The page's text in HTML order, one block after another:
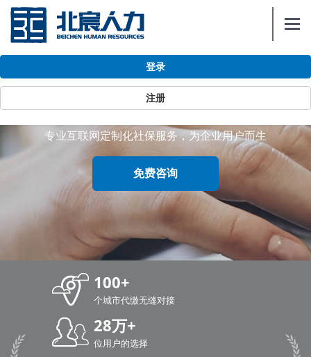
登录
注册
政策与资讯
专业互联网定制化社保服务，为企业用户而生
免费咨询
100+
个城市代缴无缝对接
28万+
位用户的选择